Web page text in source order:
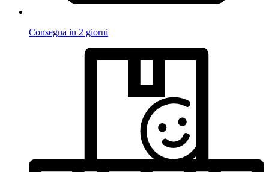
Consegna in 2 giorni